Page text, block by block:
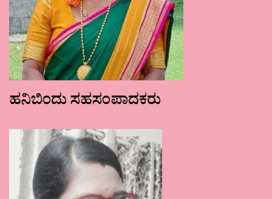
ಹನಿಬಿಂದು ಸಹಸಂಪಾದಕರು